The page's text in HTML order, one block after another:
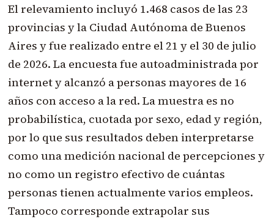
El relevamiento incluyó 1.468 casos de las 23
provincias y la Ciudad Autónoma de Buenos
Aires y fue realizado entre el 21 y el 30 de julio
de 2026. La encuesta fue autoadministrada por
internet y alcanzó a personas mayores de 16
años con acceso a la red. La muestra es no
probabilística, cuotada por sexo, edad y región,
por lo que sus resultados deben interpretarse
como una medición nacional de percepciones y
no como un registro efectivo de cuántas
personas tienen actualmente varios empleos.
Tampoco corresponde extrapolar sus